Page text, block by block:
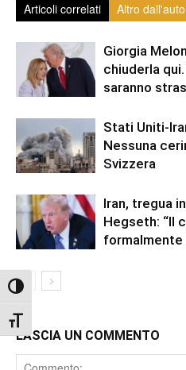
Attiva/disattiva alto contrasto
Attiva/disattiva dimensione testo
Articoli correlati Altro
Giorgia
chiuderla
saranno
Stati Uniti-
Nessuna
Svizzera
Iran, tregua
Hegseth: “Il
formalmente
LASCIA UN COMMENTO
Comment